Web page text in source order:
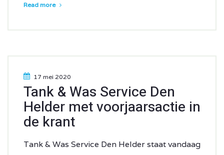
Read more
17 mei 2020
Tank & Was Service Den
Helder met voorjaarsactie in
de krant
Tank & Was Service Den Helder staat vandaag